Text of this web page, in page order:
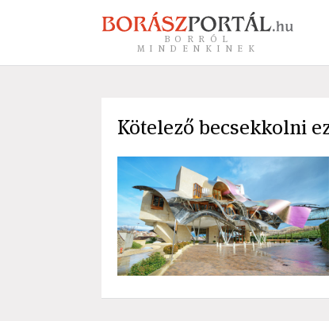
BORRÓL
MINDENKINEK
Kötelező becsekkolni